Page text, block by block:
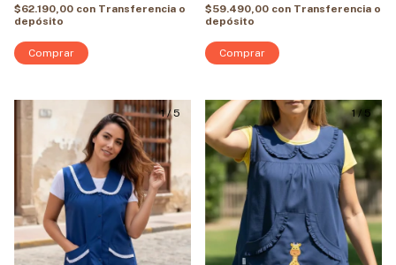
$62.190,00 con Transferencia o
depósito
Comprar
$59.490,00 con Transferencia o
depósito
Comprar
1/5 1/ 5